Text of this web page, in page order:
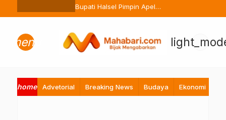
Ternate Buang Sembarangan
Bupati Halsel Pimpin Apel
Perdana Pasca Lebaran, Tekan
menu
home Advetorial Breaking News Budaya Ekonomi